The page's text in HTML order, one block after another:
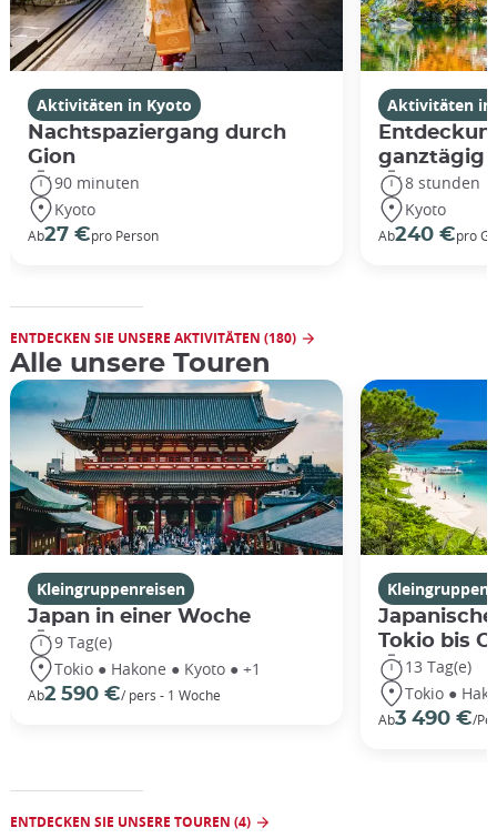
Aktivitäten in Kyoto
Nachtspaziergang durch
Gion
90 minuten
Kyoto
Ab27 €pro Person
Aktivitäten in
ganztägig
8 stunden
Kyoto
Ab240 €pro
ENTDECKEN SIE UNSERE AKTIVITÄTEN (180)
Alle unsere Touren
Kleingruppenreisen
Japan in einer Woche
9 Tag(e)
Tokio ● Hakone ● Kyoto ● +1
Ab2 590 €/ pers - 1 Woche
Tokio bis
13 Tag(e)
Tokio ●
Ab3 490 €/
ENTDECKEN SIE UNSERE TOUREN (4)